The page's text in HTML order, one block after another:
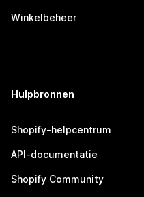
Winkelbeheer
Hulpbronnen
Shopify-helpcentrum
API-documentatie
Shopify Community